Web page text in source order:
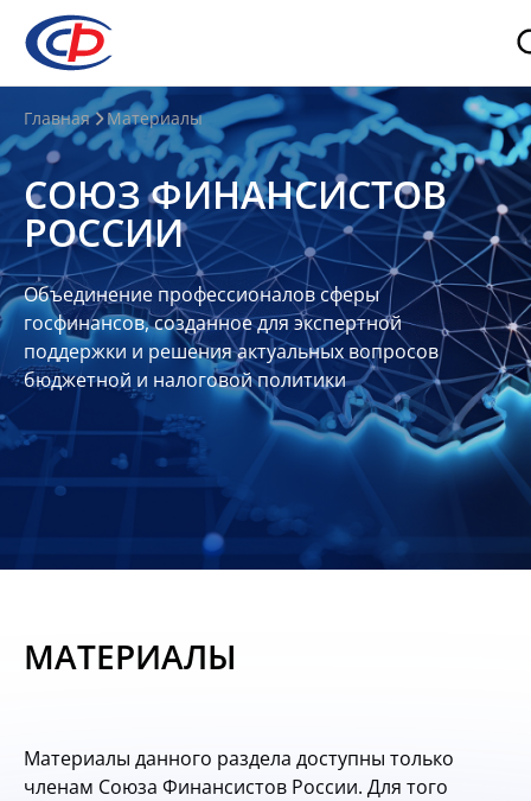
О
нас
О
СФР
Совет
Союза
Участники
Планы
отчеты
Контакты
Материалы
опытом
Главная Материалы
СОЮЗ ФИНАНСИСТОВ
РОССИИ
Объединение профессионалов сферы
госфинансов, созданное для экспертной
поддержки и решения актуальных вопросов
бюджетной и налоговой политики
МАТЕРИАЛЫ
Материалы данного раздела доступны только
членам Союза Финансистов России. Для того